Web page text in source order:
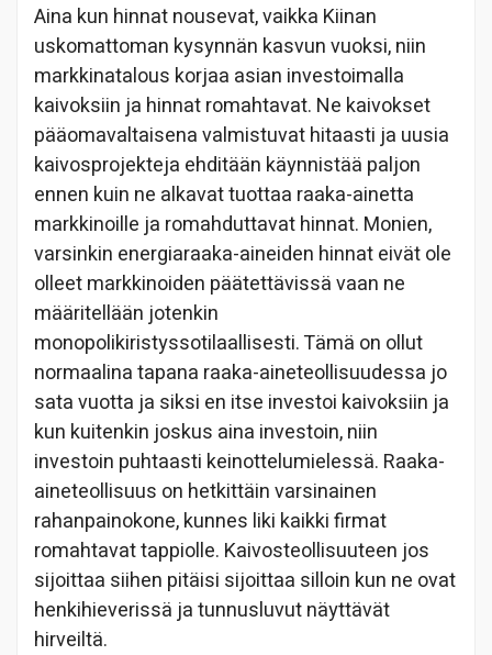
Aina kun hinnat nousevat, vaikka Kiinan
uskomattoman kysynnän kasvun vuoksi, niin
markkinatalous korjaa asian investoimalla
kaivoksiin ja hinnat romahtavat. Ne kaivokset
pääomavaltaisena valmistuvat hitaasti ja uusia
kaivosprojekteja ehditään käynnistää paljon
ennen kuin ne alkavat tuottaa raaka-ainetta
markkinoille ja romahduttavat hinnat. Monien,
varsinkin energiaraaka-aineiden hinnat eivät ole
olleet markkinoiden päätettävissä vaan ne
määritellään jotenkin
monopolikiristyssotilaallisesti. Tämä on ollut
normaalina tapana raaka-aineteollisuudessa jo
sata vuotta ja siksi en itse investoi kaivoksiin ja
kun kuitenkin joskus aina investoin, niin
investoin puhtaasti keinottelumielessä. Raaka-
aineteollisuus on hetkittäin varsinainen
rahanpainokone, kunnes liki kaikki firmat
romahtavat tappiolle. Kaivosteollisuuteen jos
sijoittaa siihen pitäisi sijoittaa silloin kun ne ovat
henkihieverissä ja tunnusluvut näyttävät
hirveiltä.